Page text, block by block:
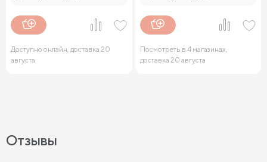
Доступно онлайн, доставка 20
августа
Посмотреть в 4 магазинах,
доставка 20 августа
Отзывы